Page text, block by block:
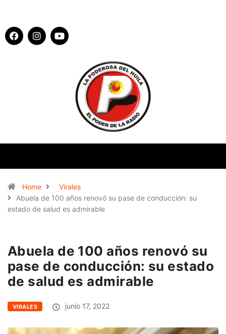
Home
Virales
Abuela de 100 años renovó su pase de conducción: su
estado de salud es admirable
Abuela de 100 años renovó su
pase de conducción: su estado
de salud es admirable
VIRALES junio 17, 2022